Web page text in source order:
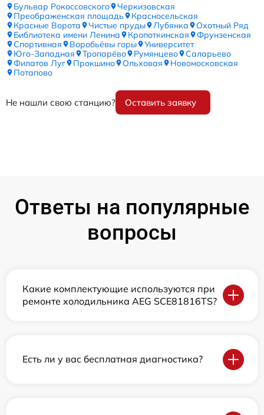
Бульвар Рокоссовского
Черкизовская
Преображенская площадь
Красносельская
Красные Ворота
Чистые пруды Лубянка
Охотный Ряд
Библиотека имени Ленина
Кропоткинская
Фрунзенская
Спортивная
Воробьёвы горы
Университет
Юго-Западная
Тропарёво Румянцево
Саларьево
Филатов Луг
Прокшино Ольховая
Новомосковская
Потапово
Не нашли свою станцию? Оставить заявку
Ответы на популярные
вопросы
Какие комплектующие используются при
ремонте холодильника AEG SCE81816TS?
Есть ли у вас бесплатная диагностика?